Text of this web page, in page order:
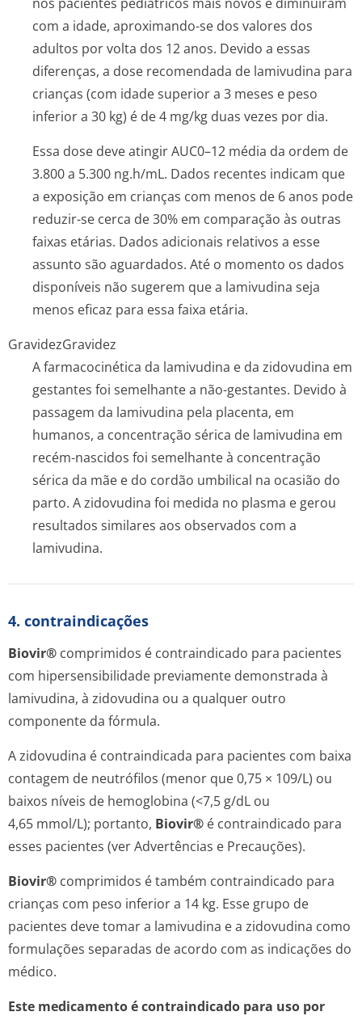
com a idade, aproximando-se dos valores dos
adultos por volta dos 12 anos. Devido a essas
diferenças, a dose recomendada de lamivudina para
crianças (com idade superior a 3 meses e peso
inferior a 30 kg) é de 4 mg/kg duas vezes por dia.
Essa dose deve atingir AUC0–12 média da ordem de
3.800 a 5.300 ng.h/mL. Dados recentes indicam que
a exposição em crianças com menos de 6 anos pode
reduzir-se cerca de 30% em comparação às outras
faixas etárias. Dados adicionais relativos a esse
assunto são aguardados. Até o momento os dados
disponíveis não sugerem que a lamivudina seja
menos eficaz para essa faixa etária.
GravidezGravidez
A farmacocinética da lamivudina e da zidovudina em
gestantes foi semelhante a não-gestantes. Devido à
passagem da lamivudina pela placenta, em
humanos, a concentração sérica de lamivudina em
recém-nascidos foi semelhante à concentração
sérica da mãe e do cordão umbilical na ocasião do
parto. A zidovudina foi medida no plasma e gerou
resultados similares aos observados com a
lamivudina.
4. contraindicações
Biovir® comprimidos é contraindicado para pacientes
com hipersensibilidade previamente demonstrada à
lamivudina, à zidovudina ou a qualquer outro
componente da fórmula.
A zidovudina é contraindicada para pacientes com baixa
contagem de neutrófilos (menor que 0,75 × 109/L) ou
baixos níveis de hemoglobina (<7,5 g/dL ou
4,65 mmol/L); portanto, Biovir® é contraindicado para
esses pacientes (ver Advertências e Precauções).
Biovir® comprimidos é também contraindicado para
crianças com peso inferior a 14 kg. Esse grupo de
pacientes deve tomar a lamivudina e a zidovudina como
formulações separadas de acordo com as indicações do
médico.
Este medicamento é contraindicado para uso por